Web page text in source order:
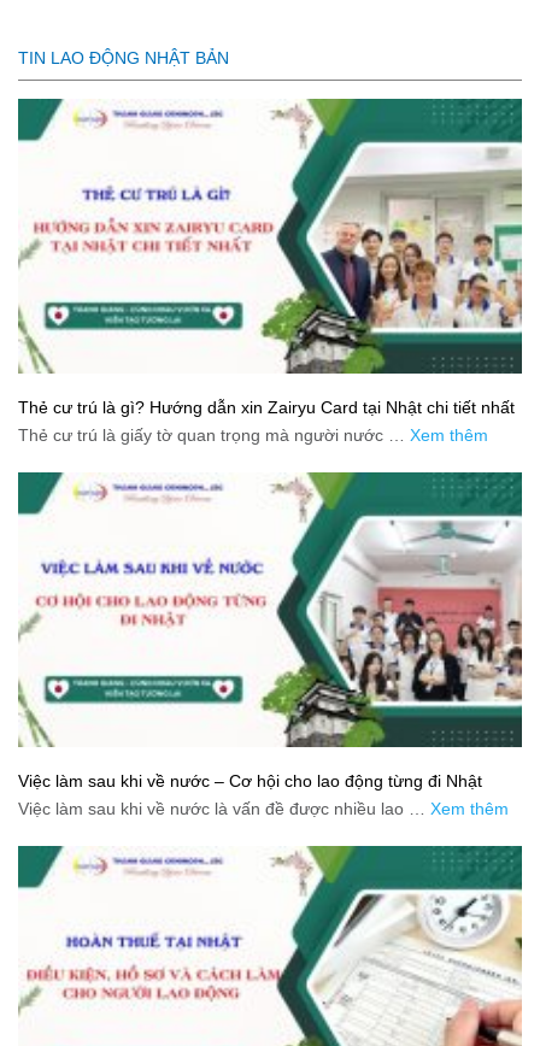
TIN LAO ĐỘNG NHẬT BẢN
Thẻ cư trú là gì? Hướng dẫn xin Zairyu Card tại Nhật chi tiết nhất
Thẻ cư trú là giấy tờ quan trọng mà người nước … Xem thêm
Việc làm sau khi về nước – Cơ hội cho lao động từng đi Nhật
Việc làm sau khi về nước là vấn đề được nhiều lao … Xem thêm